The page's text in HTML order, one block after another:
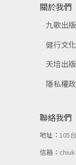
關於我們
九歌出
健行文
天培出
隱私權
聯絡我們
地址：105
信箱：